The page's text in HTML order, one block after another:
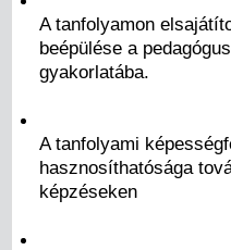
A tanfolyamon
beépülése a
gyakorlatába.
A tanfolyami
hasznosíthatósága
képzéseken